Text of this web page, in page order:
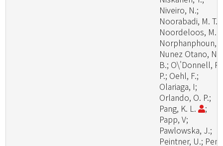
Niveiro, N.;
Noorabadi, M. T.;
Noordeloos, M.
Norphanphoun,
Nunez Otano, N.
B.; O\'Donnell, R.
P.; Oehl, F.;
Olariaga, I;
Orlando, O. P.;
Pang, K. L.
;
Papp, V;
Pawlowska, J.;
Peintner, U.;